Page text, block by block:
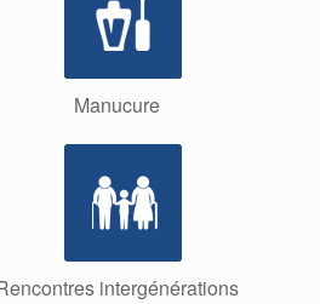
Manucure
intergénérations